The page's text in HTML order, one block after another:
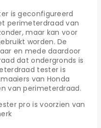
is geconfigureerd
perimeterdraad van
maar kan voor
worden. De
en mede daardoor
dat ondergronds is
tester is
van Honda
van perimeterdraad.
pro is voorzien van